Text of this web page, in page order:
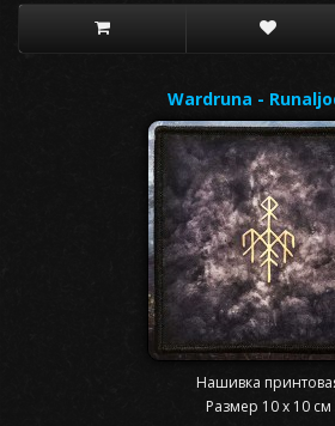
Wardruna -
Нашивка
Размер 10 x 10 см